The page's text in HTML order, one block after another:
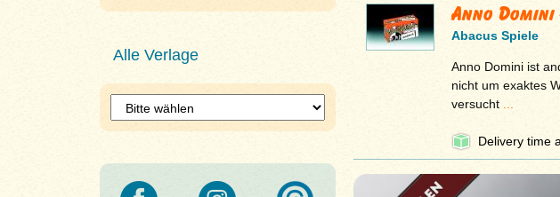
Alle Verlage
Anno Domini
Abacus Spiele
Anno Domini ist
nicht um exaktes
versucht ...
Delivery time